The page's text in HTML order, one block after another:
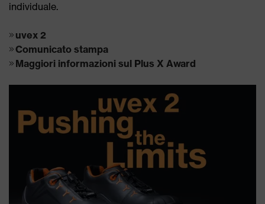
individuale.
uvex 2
Comunicato stampa
Maggiori informazioni sul Plus X Award